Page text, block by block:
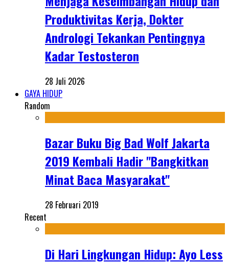
Produktivitas Kerja, Dokter
Andrologi Tekankan Pentingnya
Kadar Testosteron
28 Juli 2026
GAYA HIDUP
Random
Bazar Buku Big Bad Wolf Jakarta
2019 Kembali Hadir "Bangkitkan
Minat Baca Masyarakat"
28 Februari 2019
Recent
Di Hari Lingkungan Hidup: Ayo Less